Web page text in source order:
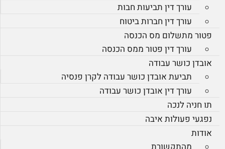
עורך דין תביעות חבות
עורך דין חברות ביטוח
פטור מתשלום מס הכנסה
עורך דין פטור ממס הכנסה
אובדן כושר עבודה
תביעת אובדן כושר עבודה לקרן פנסיה
עורך דין אובדן כושר עבודה
תו חניה לנכה
נפגעי פעולות איבה
אודות